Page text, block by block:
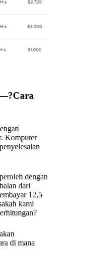
Komputer
dengan
dari
12,5
kami
di mana